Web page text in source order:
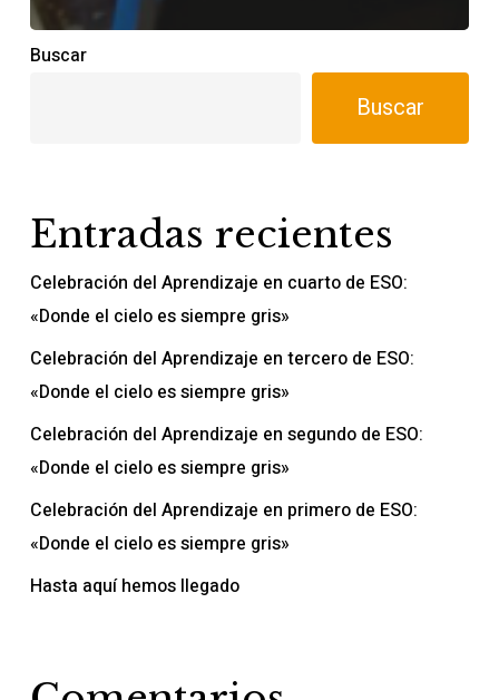
Buscar
Buscar
Entradas recientes
Celebración del Aprendizaje en cuarto de ESO:
«Donde el cielo es siempre gris»
Celebración del Aprendizaje en tercero de ESO:
«Donde el cielo es siempre gris»
Celebración del Aprendizaje en segundo de ESO:
«Donde el cielo es siempre gris»
Celebración del Aprendizaje en primero de ESO:
«Donde el cielo es siempre gris»
Hasta aquí hemos llegado